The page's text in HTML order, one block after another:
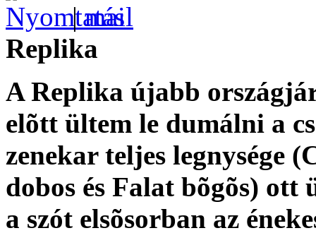
|
Replika
A Replika újabb
elõtt ültem le dumálni a
zenekar teljes legnysége
dobos és Falat bõgõs) ott
a szót elsõsorban az